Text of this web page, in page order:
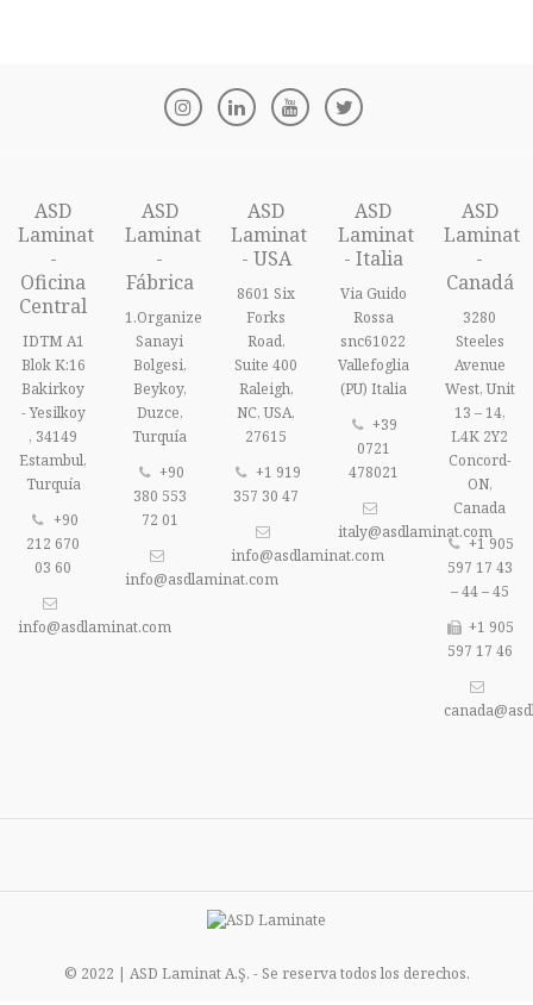
ASD
Laminat
-
Oficina
Central
IDTM A1
Blok K:16
Bakirkoy
- Yesilkoy
, 34149
Estambul,
Turquía
+90
212 670
03 60
info@asdlaminat.com
ASD
Laminat
-
Fábrica
1.Organize
Sanayi
Bolgesi,
Beykoy,
Duzce,
Turquía
+90
380 553
72 01
info@asdlaminat.com
ASD
Laminat
- USA
8601 Six
Forks
Road,
Suite 400
Raleigh,
NC, USA,
27615
+1 919
357 30 47
info@asdlaminat.com
ASD
Laminat
- Italia
Via Guido
Rossa
snc61022
Vallefoglia
(PU) Italia
+39
0721
478021
italy@asdlaminat.com
ASD
Laminat
-
Canadá
3280
Steeles
Avenue
West, Unit
13 – 14,
L4K 2Y2
Concord-
ON,
Canada
+1 905
597 17 43
– 44 – 45
+1 905
597 17 46
© 2022 | ASD Laminat A.Ş. - Se reserva todos los derechos.